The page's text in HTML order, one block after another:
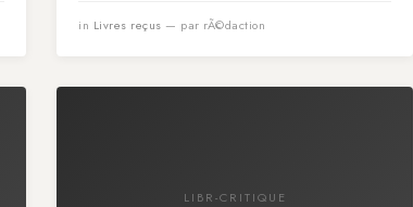
in Livres reçus — par rÃ©daction
LIBR-CRITIQUE